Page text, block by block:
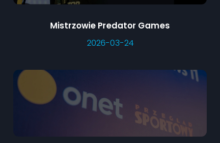
Mistrzowie Predator Games
2026-03-24